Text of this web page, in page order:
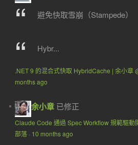
避免快取雪崩（Stampede）
Hybr...
.NET 9 的混合式快取 HybridCache | 余小章
months ago
余小章 已修正
Claude Code 通過 Spec Workflow 規範驅動
部落· 10 months ago